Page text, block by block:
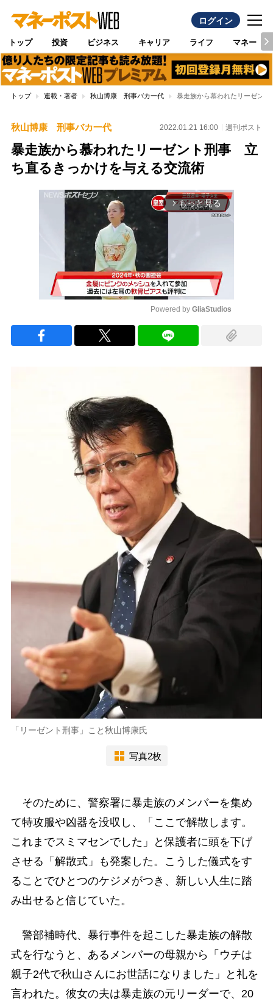
ログイン
トップ 投資 ビジネス キャリア ライフ マネー
トップ 連載・著者 秋山博康 刑事バカ一代 暴走族から慕われたリーゼン
秋山博康 刑事バカ一代 2022.01.21 16:00 週刊ポスト
暴走族から慕われたリーゼント刑事 立
ち直るきっかけを与える交流術
arrow_forward_ios もっと見る
Powered by GliaStudios
「リーゼント刑事」こと秋山博康氏
写真2枚
そのために、警察署に暴走族のメンバーを集め
て特攻服や凶器を没収し、「ここで解散します。
これまでスミマセンでした」と保護者に頭を下げ
させる「解散式」も発案した。こうした儀式をす
ることでひとつのケジメがつき、新しい人生に踏
み出せると信じていた。
警部補時代、暴行事件を起こした暴走族の解散
式を行なうと、あるメンバーの母親から「ウチは
親子2代で秋山さんにお世話になりました」と礼を
言われた。彼女の夫は暴走族の元リーダーで、20